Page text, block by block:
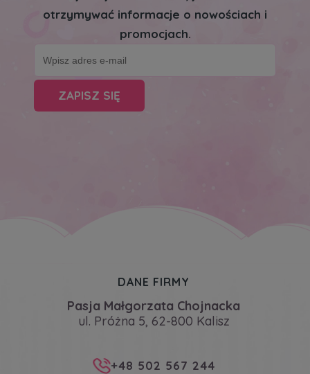
otrzymywać informacje o nowościach i
promocjach.
ZAPISZ SIĘ
DANE FIRMY
Pasja Małgorzata Chojnacka
ul. Próżna 5, 62-800 Kalisz
+48 502 567 244